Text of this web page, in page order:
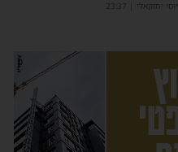
יוסי יחזקאלי 23:37